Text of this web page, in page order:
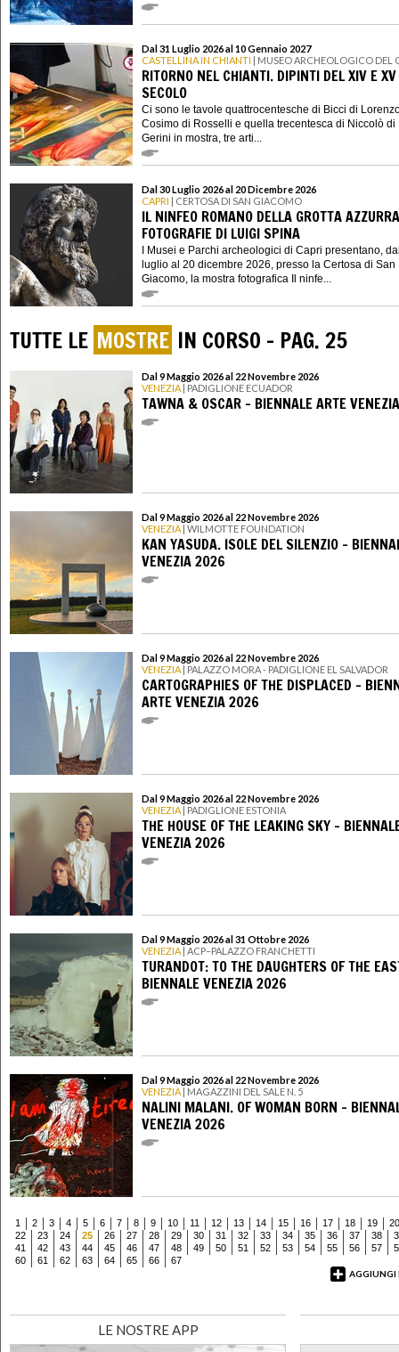
Dal 31 Luglio 2026 al 10 Gennaio 2027
CASTELLINA IN CHIANTI | MUSEO ARCHEOLOGICO DEL
RITORNO NEL CHIANTI. DIPINTI DEL XIV E XV
SECOLO
Ci sono le tavole quattrocentesche di Bicci di
Cosimo di Rosselli e quella trecentesca di Niccolò di
Gerini in mostra, tre arti...
Dal 30 Luglio 2026 al 20 Dicembre 2026
CAPRI | CERTOSA DI SAN GIACOMO
IL NINFEO ROMANO DELLA GROTTA
FOTOGRAFIE DI LUIGI SPINA
I Musei e Parchi archeologici di Capri presentano,
luglio al 20 dicembre 2026, presso la Certosa di San
Giacomo, la mostra fotografica Il ninfe...
TUTTE LE MOSTRE IN CORSO - PAG. 25
Dal 9 Maggio 2026 al 22 Novembre 2026
VENEZIA | PADIGLIONE ECUADOR
TAWNA & OSCAR - BIENNALE ARTE
Dal 9 Maggio 2026 al 22 Novembre 2026
VENEZIA | WILMOTTE FOUNDATION
KAN YASUDA. ISOLE DEL SILENZIO -
VENEZIA 2026
Dal 9 Maggio 2026 al 22 Novembre 2026
VENEZIA | PALAZZO MORA - PADIGLIONE EL SALVADOR
CARTOGRAPHIES OF THE DISPLACED -
ARTE VENEZIA 2026
Dal 9 Maggio 2026 al 22 Novembre 2026
VENEZIA | PADIGLIONE ESTONIA
THE HOUSE OF THE LEAKING SKY -
VENEZIA 2026
Dal 9 Maggio 2026 al 31 Ottobre 2026
VENEZIA | ACP–PALAZZO FRANCHETTI
TURANDOT: TO THE DAUGHTERS OF THE
BIENNALE VENEZIA 2026
Dal 9 Maggio 2026 al 22 Novembre 2026
VENEZIA | MAGAZZINI DEL SALE N. 5
NALINI MALANI. OF WOMAN BORN -
VENEZIA 2026
1 2 3 4 5 6 7 8 9 10 11 12 13 14 15 16 17 18 19
20
22
23 24 25 26 27 28 29 30 31 32 33 34 35 36 37 38
41
42 43 44 45 46 47 48 49 50 51 52 53 54 55 56 57
60
61 62 63 64 65 66
67
AGGIUNGI
LE NOSTRE APP